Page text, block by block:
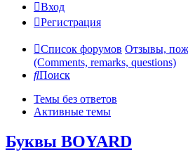
Вход
Регистрация
Список форумов Отзывы,
(Comments, remarks, questions)
Поиск
Темы без ответов
Активные темы
Буквы BOYARD